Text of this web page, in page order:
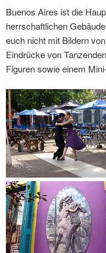
Buenos Aires ist die
herrschaftlichen
euch nicht mit Bildern
Eindrücke von
Figuren sowie einem